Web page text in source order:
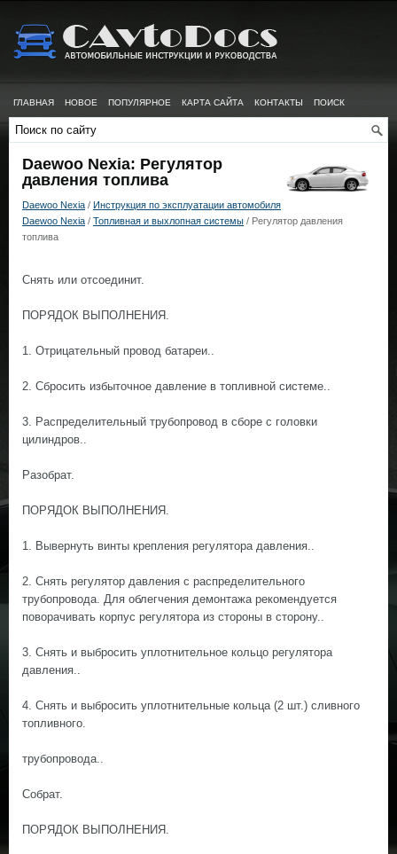
ГЛАВНАЯ НОВОЕ ПОПУЛЯРНОЕ КАРТА САЙТА КОНТАКТЫ ПОИСК
Daewoo Nexia: Регулятор
давления топлива
Daewoo Nexia / Инструкция по эксплуатации автомобиля
Daewoo Nexia / Топливная и выхлопная системы / Регулятор давления
топлива
Снять или отсоединит.
ПОРЯДОК ВЫПОЛНЕНИЯ.
1. Отрицательный провод батареи..
2. Сбросить избыточное давление в топливной системе..
3. Распределительный трубопровод в сборе с головки
цилиндров..
Разобрат.
ПОРЯДОК ВЫПОЛНЕНИЯ.
1. Вывернуть винты крепления регулятора давления..
2. Снять регулятор давления с распределительного
трубопровода. Для облегчения демонтажа рекомендуется
поворачивать корпус регулятора из стороны в сторону..
3. Снять и выбросить уплотнительное кольцо регулятора
давления..
4. Снять и выбросить уплотнительные кольца (2 шт.) сливного
топливного.
трубопровода..
Собрат.
ПОРЯДОК ВЫПОЛНЕНИЯ.